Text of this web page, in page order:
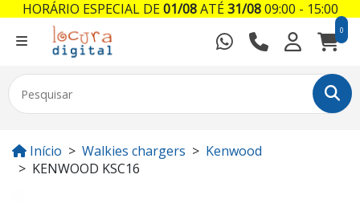
0
Início Walkies chargers
Kenwood
KENWOOD KSC16
HORÁRIO ESPECIAL DE01/08ATÉ31/0809:00 - 15:00